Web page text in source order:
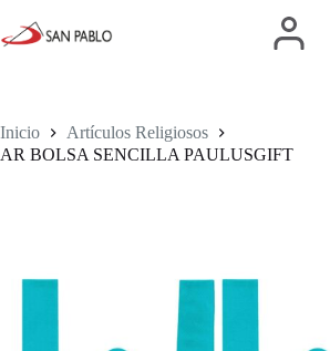
Inicio
Artículos Religiosos
AR BOLSA SENCILLA PAULUSGIFT